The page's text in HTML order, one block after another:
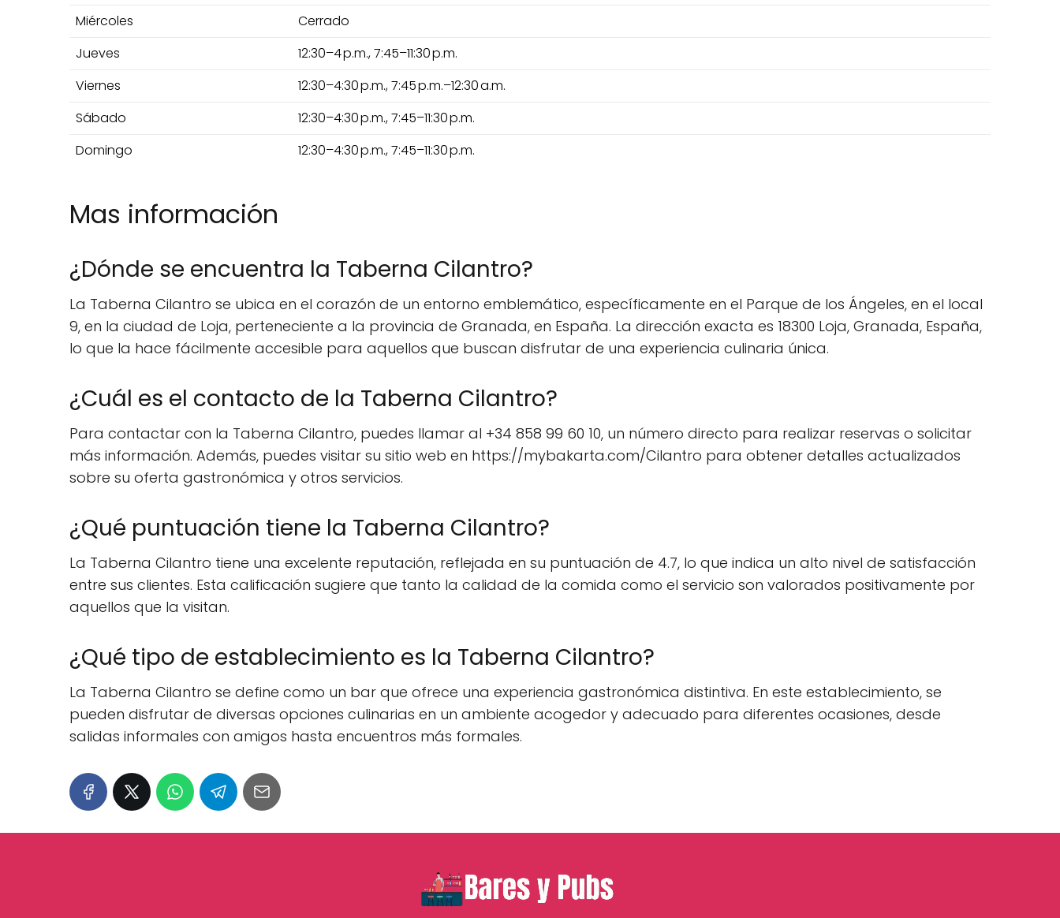
Miércoles
Cerrado
Jueves
12:30–4 p.m., 7:45–11:30 p.m.
Viernes
12:30–4:30 p.m., 7:45 p.m.–12:30 a.m.
Sábado
12:30–4:30 p.m., 7:45–11:30 p.m.
Domingo
12:30–4:30 p.m., 7:45–11:30 p.m.
Mas información
¿Dónde se encuentra la Taberna Cilantro?
La Taberna Cilantro se ubica en el corazón de un entorno emblemático, específicamente en el Parque de los Ángeles, en el local
9, en la ciudad de Loja, perteneciente a la provincia de Granada, en España. La dirección exacta es 18300 Loja, Granada, España,
lo que la hace fácilmente accesible para aquellos que buscan disfrutar de una experiencia culinaria única.
¿Cuál es el contacto de la Taberna Cilantro?
Para contactar con la Taberna Cilantro, puedes llamar al +34 858 99 60 10, un número directo para realizar reservas o solicitar
más información. Además, puedes visitar su sitio web en https://mybakarta.com/Cilantro para obtener detalles actualizados
sobre su oferta gastronómica y otros servicios.
¿Qué puntuación tiene la Taberna Cilantro?
La Taberna Cilantro tiene una excelente reputación, reflejada en su puntuación de 4.7, lo que indica un alto nivel de satisfacción
entre sus clientes. Esta calificación sugiere que tanto la calidad de la comida como el servicio son valorados positivamente por
aquellos que la visitan.
¿Qué tipo de establecimiento es la Taberna Cilantro?
La Taberna Cilantro se define como un bar que ofrece una experiencia gastronómica distintiva. En este establecimiento, se
pueden disfrutar de diversas opciones culinarias en un ambiente acogedor y adecuado para diferentes ocasiones, desde
salidas informales con amigos hasta encuentros más formales.